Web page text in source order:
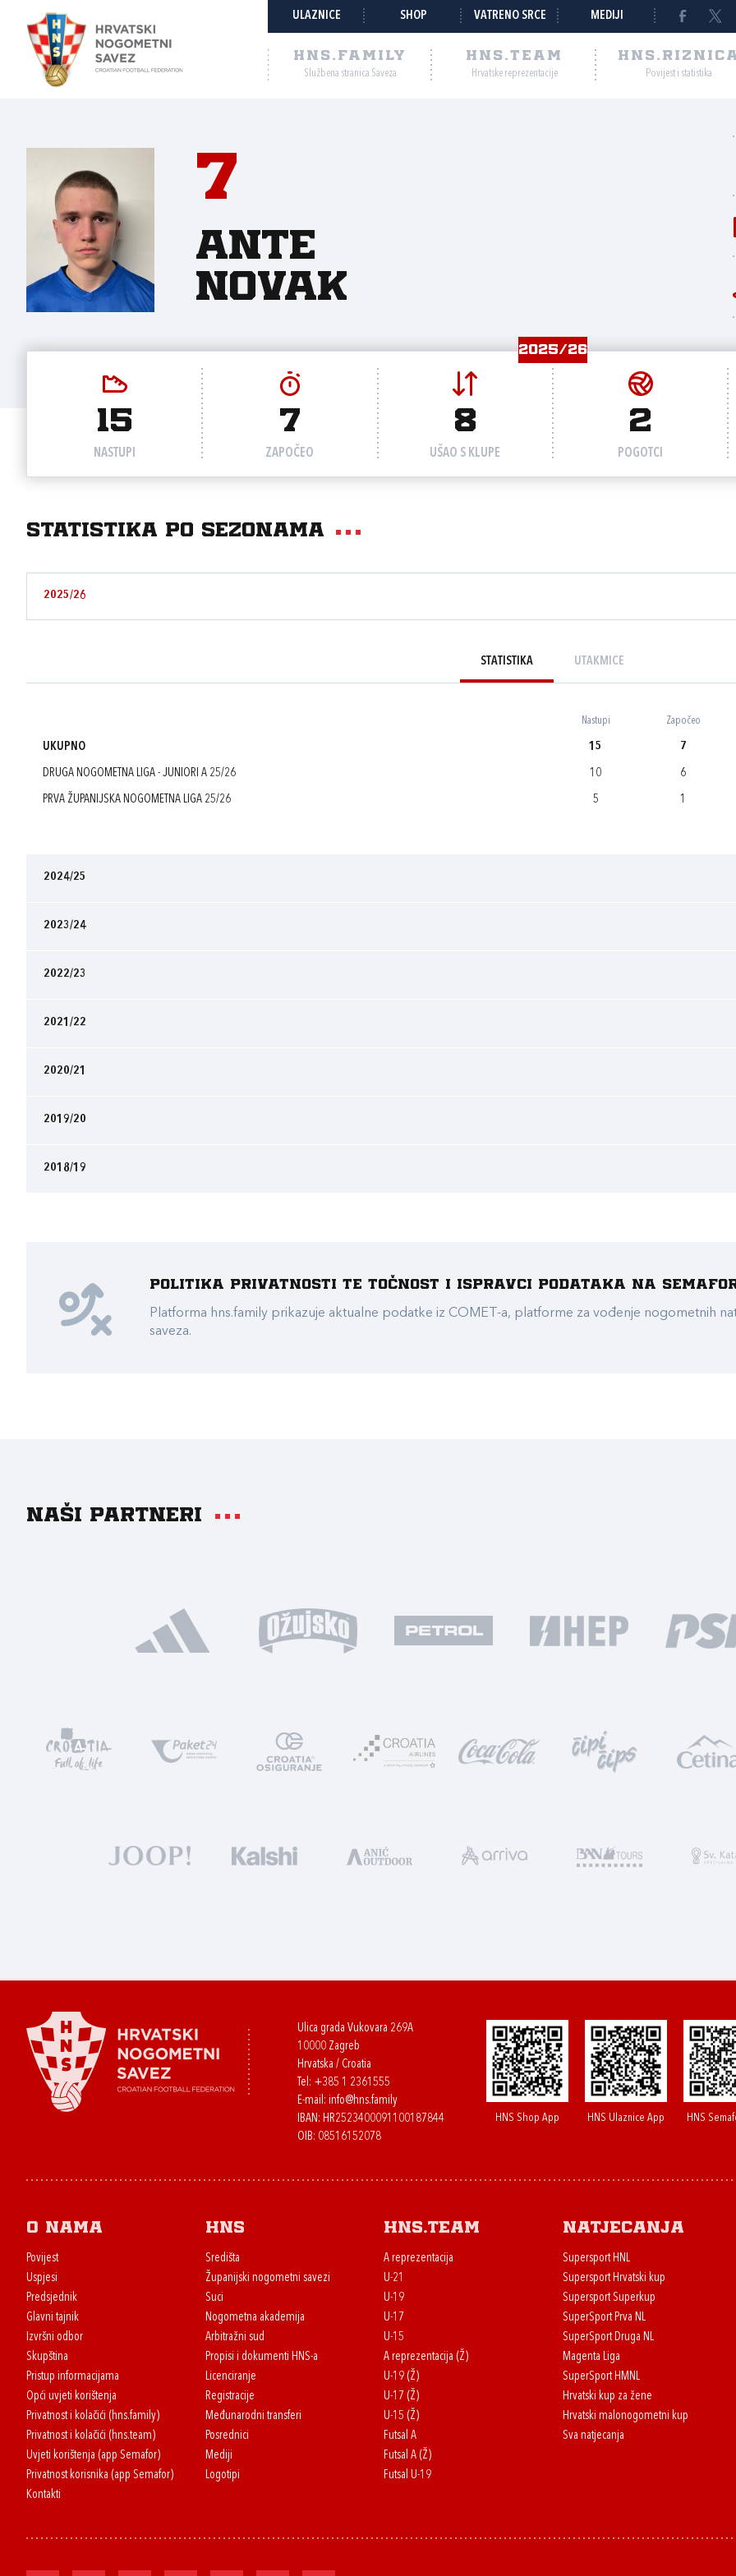
ULAZNICE SHOP VATRENO SRCE MEDIJI
HNS.FAMILY
Službena stranica Saveza
HNS.TEAM
Hrvatske reprezentacije Povijest i statistika
7
Ante
Novak
2025/26
15
NASTUPI
7
ZAPOČEO
8
UŠAO S KLUPE
2
POGOTCI
Statistika po sezonama
2025/26
STATISTIKA UTAKMICE
Nastupi Započeo
UKUPNO 15 7
DRUGA NOGOMETNA LIGA - JUNIORI A 25/26 10 6
PRVA ŽUPANIJSKA NOGOMETNA LIGA 25/26 5 1
2024/25
2023/24
2022/23
2021/22
2020/21
2019/20
2018/19
Politika privatnosti te točnost i ispravci podataka na
Platforma hns.family prikazuje aktualne podatke iz COMET-a, platforme za vođenje nogometnih
saveza.
Naši partneri
Ulica grada Vukovara 269A
10000 Zagreb
Hrvatska / Croatia
Tel: +385 1 2361555
E-mail: info@hns.family
IBAN: HR2523400091100187844
OIB: 08516152078
HNS Shop App HNS Ulaznice App HNS
O nama
Povijest
Uspjesi
Predsjednik
Glavni tajnik
Izvršni odbor
Skupština
Pristup informacijama
Opći uvjeti korištenja
Privatnost i kolačići (hns.family)
Privatnost i kolačići (hns.team)
Uvjeti korištenja (app Semafor)
Privatnost korisnika (app Semafor)
Kontakti
HNS
Središta
Županijski nogometni savezi
Suci
Nogometna akademija
Arbitražni sud
Propisi i dokumenti HNS-a
Licenciranje
Registracije
Međunarodni transferi
Posrednici
Mediji
Logotipi
HNS.team
A reprezentacija
U-21
U-19
U-17
U-15
A reprezentacija (Ž)
U-19 (Ž)
U-17 (Ž)
U-15 (Ž)
Futsal A
Futsal A (Ž)
Futsal U-19
Natjecanja
Supersport HNL
Supersport Hrvatski kup
Supersport Superkup
SuperSport Prva NL
SuperSport Druga NL
Magenta Liga
SuperSport HMNL
Hrvatski kup za žene
Hrvatski malonogometni kup
Sva natjecanja